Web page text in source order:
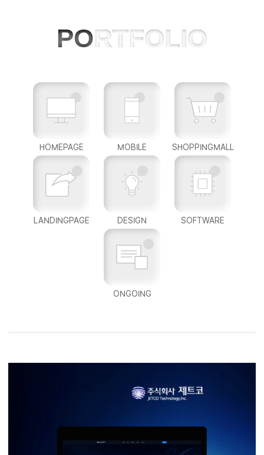
PORTFOLIO
HOMEPAGE MOBILE SHOPPINGMALL
LANDINGPAGE DESIGN SOFTWARE
ONGOING